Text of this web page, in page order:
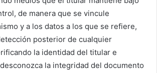
de manera que se vincule
y a los datos a los que se refiere,
posterior de cualquier
la identidad del titular e
la integridad del documento